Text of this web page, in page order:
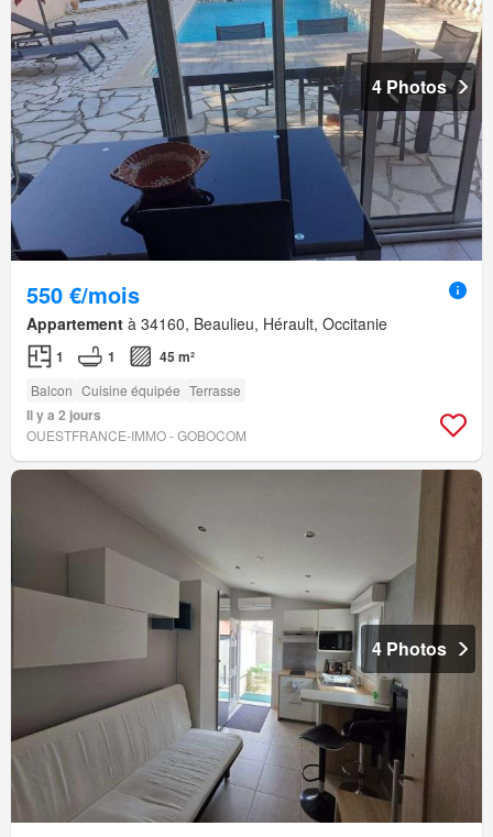
4 Photos
550 €/mois
Appartement à 34160, Beaulieu, Hérault, Occitanie
1 1 45 m²
Balcon Cuisine équipée Terrasse
Il y a 2 jours
OUESTFRANCE-IMMO - GOBOCOM
4 Photos